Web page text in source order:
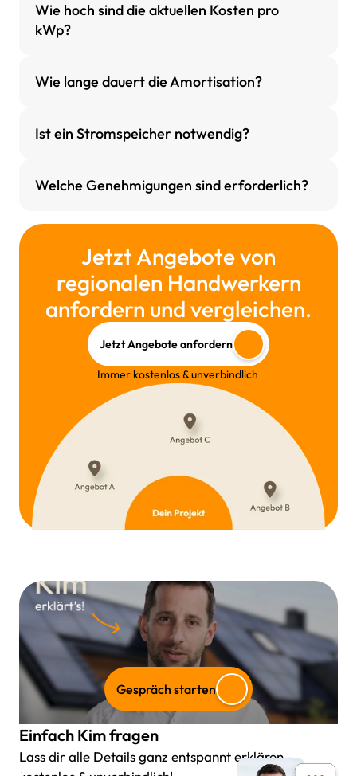
Gespräch starten
Einfach Kim fragen
Lass dir alle Details ganz entspannt erklären -
Wie hoch sind die aktuellen Kosten pro
kWp?
Wie lange dauert die Amortisation?
Ist ein Stromspeicher notwendig?
Welche Genehmigungen sind erforderlich?
Jetzt Angebote von
regionalen Handwerkern
anfordern und vergleichen.
Jetzt Angebote anfordern
Immer kostenlos & unverbindlich